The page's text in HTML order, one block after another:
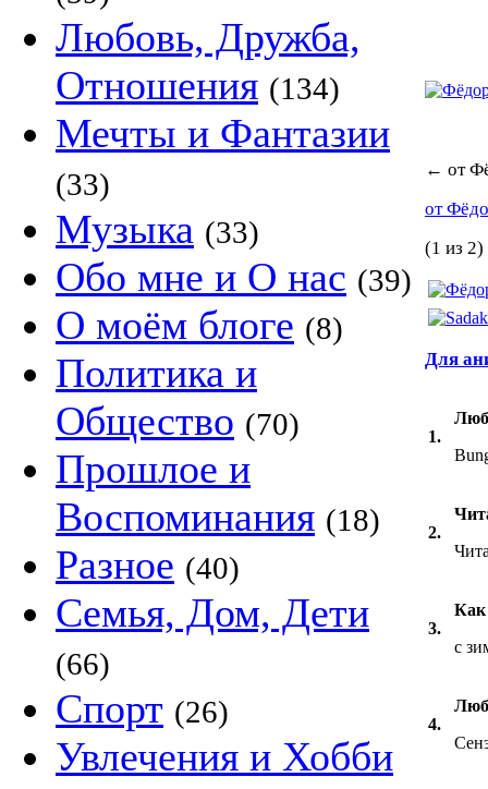
Любовь, Дружба,
Отношения (134)
Мечты и Фантазии
(33)
Музыка (33)
Обо мне и О нас (39)
О моём блоге (8)
Политика и
Общество (70)
Прошлое и
Воспоминания (18)
Разное (40)
Семья, Дом, Дети
(66)
Спорт (26)
Увлечения и Хобби
← от
от
(1 из 2)
Для
1.
2.
3.
Как
с
4.